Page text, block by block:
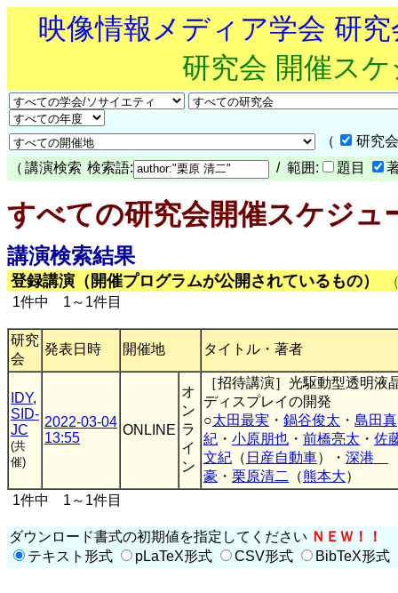
映像情報メディア学会 研
研究会 開催ス
（
研究
（ 講演検索 検索語: / 範囲: 題目
すべての研究会開催スケジュ
講演検索結果
登録講演（開催プログラムが公開されているもの）
1件中 1～1件目
研究
会
発表日時 開催地 タイトル・著者
IDY,
SID-
JC
(共
催)
2022-03-04
13:55
ONLINE
オ
ン
ラ
イ
ン
［招待講演］光駆動型透明液
ディスプレイの開発
○太田最実 ・ 鍋谷俊太 ・ 島田真
紀 ・ 小原朋也 ・ 前橋亮太 ・ 佐
文紀 （ 日産自動車）・ 深港
豪 ・ 栗原清二 （熊本大）
1件中 1～1件目
ダウンロード書式の初期値を指定してください ＮＥＷ！！
テキスト形式
pLaTeX形式 CSV形式 BibTeX形式